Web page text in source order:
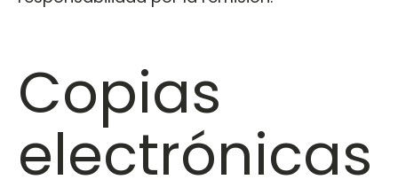
Copias
electrónicas